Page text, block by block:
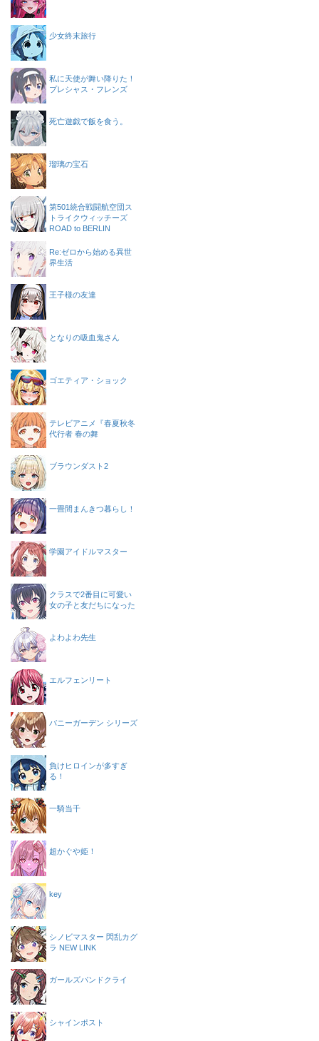
少女終末旅行
私に天使が舞い降りた！
プレシャス・フレンズ
死亡遊戯で飯を食う。
瑠璃の宝石
第501統合戦闘航空団ス
トライクウィッチーズ
ROAD to BERLIN
Re:ゼロから始める異世
界生活
王子様の友達
となりの吸血鬼さん
ゴエティア・ショック
テレビアニメ『春夏秋冬
代行者 春の舞
ブラウンダスト2
一畳間まんきつ暮らし！
学園アイドルマスター
クラスで2番目に可愛い
女の子と友だちになった
よわよわ先生
エルフェンリート
バニーガーデン シリーズ
負けヒロインが多すぎ
る！
一騎当千
超かぐや姫！
key
シノビマスター 閃乱カグ
ラ NEW LINK
ガールズバンドクライ
シャインポスト